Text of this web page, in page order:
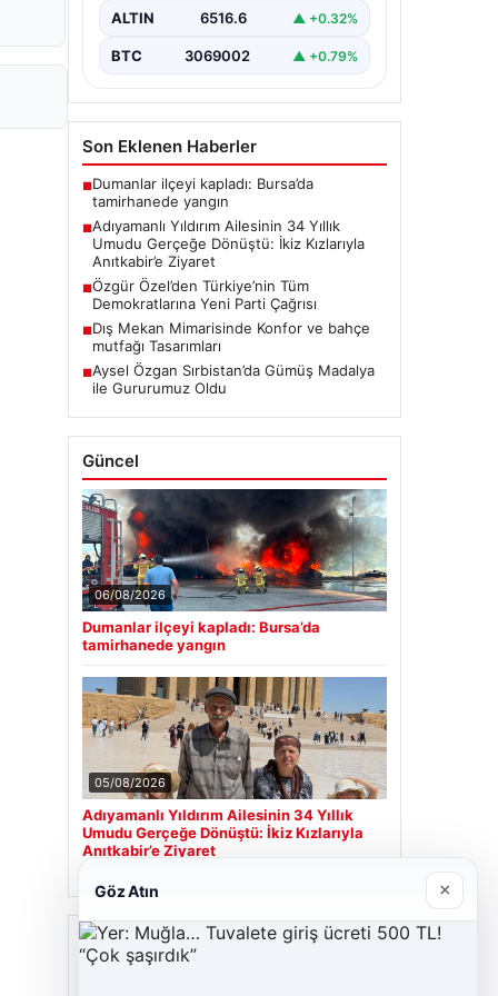
Zeynep Yıldırım (59) çifti, tam 34 yıl
ALTIN 6516.6 ▲ +0.32%
BTC 3069002 ▲ +0.79%
Son Eklenen Haberler
■Dumanlar ilçeyi kapladı: Bursa’da
tamirhanede yangın
■Adıyamanlı Yıldırım Ailesinin 34 Yıllık
Umudu Gerçeğe Dönüştü: İkiz Kızlarıyla
Anıtkabir’e Ziyaret
■Özgür Özel’den Türkiye’nin Tüm
Demokratlarına Yeni Parti Çağrısı
■Dış Mekan Mimarisinde Konfor ve bahçe
mutfağı Tasarımları
■Aysel Özgan Sırbistan’da Gümüş Madalya
ile Gururumuz Oldu
Güncel
06/08/2026
Dumanlar ilçeyi kapladı: Bursa’da
tamirhanede yangın
05/08/2026
Adıyamanlı Yıldırım Ailesinin 34 Yıllık
Umudu Gerçeğe Dönüştü: İkiz Kızlarıyla
Anıtkabir’e Ziyaret
Son Eklenen Firmalar
Göz Atın ×